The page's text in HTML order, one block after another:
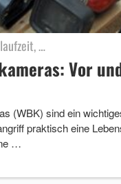
…
Vor
(WBK) sind ein
praktisch eine
…